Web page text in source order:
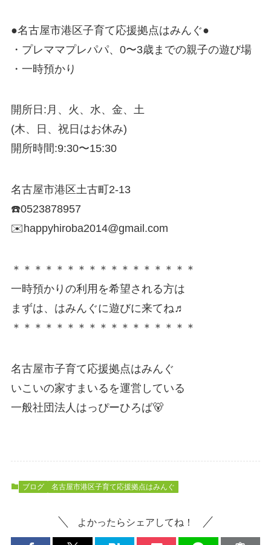
●名古屋市港区子育て応援拠点はみんぐ●
・プレママプレパパ、0〜3歳までの親子の遊び場
・一時預かり
開所日:月、火、水、金、土
(木、日、祝日はお休み)
開所時間:9:30〜15:30
名古屋市港区土古町2-13
☎️0523878957
✉️happyhiroba2014@gmail.com
＊＊＊＊＊＊＊＊＊＊＊＊＊＊＊＊＊
一時預かりの利用を希望される方は
まずは、はみんぐに遊びに来てね♬
＊＊＊＊＊＊＊＊＊＊＊＊＊＊＊＊＊
名古屋市子育て応援拠点はみんぐ
いこいの家すまいるを運営している
一般社団法人はっぴーひろば🐻
ブログ 名古屋市港区子育て応援拠点はみんぐ
よかったらシェアしてね！